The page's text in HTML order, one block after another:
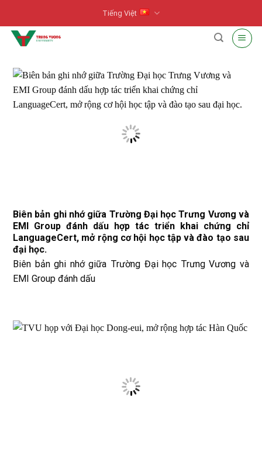
content
Tiếng Việt
Biên bản ghi nhớ giữa Trường Đại học Trưng Vương và
EMI Group đánh dấu hợp tác triển khai chứng chỉ
LanguageCert, mở rộng cơ hội học tập và đào tạo sau
đại học.
Biên bản ghi nhớ giữa Trường Đại học Trưng Vương và
EMI Group đánh dấu